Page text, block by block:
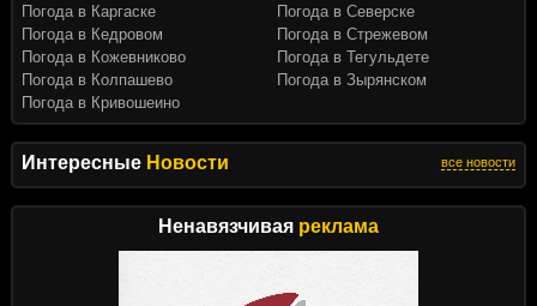
Интересные Новости все новости
Ненавязчивая реклама
Погода в Каргаске
Погода в Кедровом
Погода в Кожевниково
Погода в Колпашево
Погода в Кривошеино
Погода в Северске
Погода в Стрежевом
Погода в Тегульдете
Погода в Зырянском